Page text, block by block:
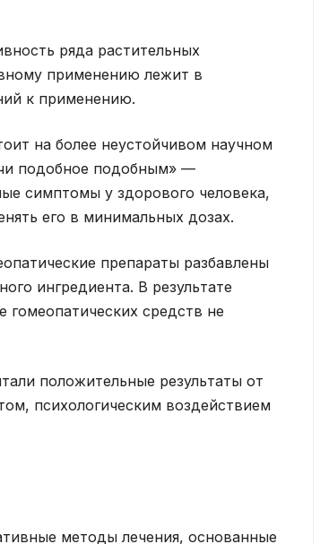
ряда растительных
применению лежит в
к применению.
на более неустойчивом научном
подобное подобным» —
симптомы у здорового человека,
его в минимальных дозах.
препараты разбавлены
ингредиента. В результате
гомеопатических средств не
положительные результаты от
психологическим воздействием
методы лечения, основанные